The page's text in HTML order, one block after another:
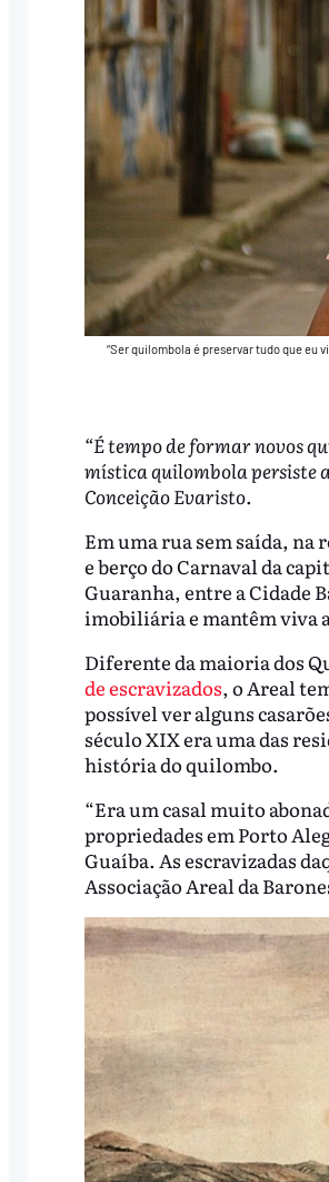
“Ser quilombola é preservar tudo que
“É tempo de formar novos
mística quilombola persiste
Conceição Evaristo.
Em uma rua sem saída,
e berço do Carnaval da
Guaranha, entre a Cidade
imobiliária e mantêm viva
Diferente da maioria dos
de escravizados, o Areal
possível ver alguns
século XIX era uma das
história do quilombo.
“Era um casal muito
propriedades em Porto
Guaíba. As escravizadas
Associação Areal da